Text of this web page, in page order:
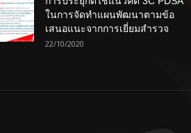
ในการจัดทำแผนพัฒนาตามข้อ
เสนอแนะจากการเยี่ยมสำรวจ
22/10/2020